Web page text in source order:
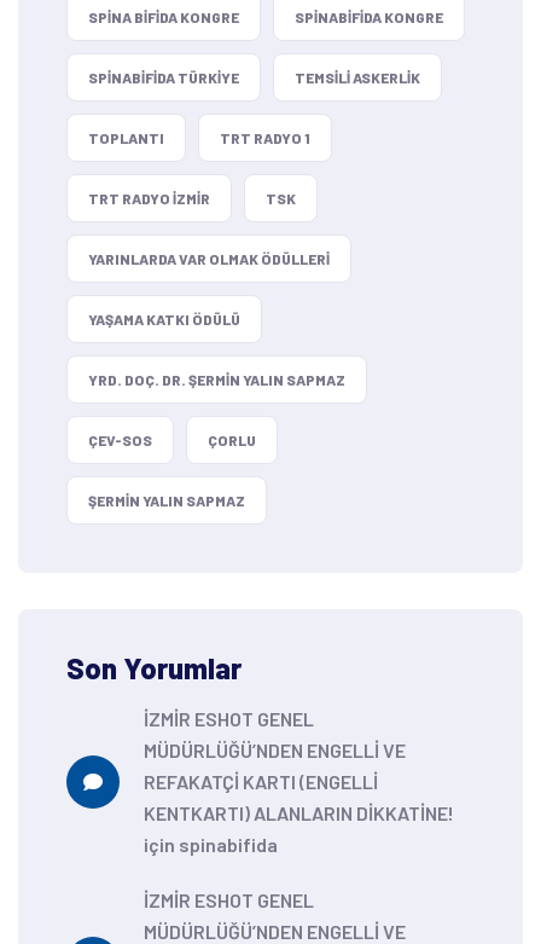
SPINA BIFIDA KONGRE SPINABIFIDA KONGRE
SPINABIFIDA TÜRKIYE TEMSILI ASKERLIK
TOPLANTI TRT RADYO 1
TRT RADYO IZMIR TSK
YARINLARDA VAR OLMAK ÖDÜLLERI
YAŞAMA KATKI ÖDÜLÜ
YRD. DOÇ. DR. ŞERMIN YALIN SAPMAZ
ÇEV-SOS ÇORLU
ŞERMIN YALIN SAPMAZ
Son Yorumlar
İZMİR ESHOT GENEL
MÜDÜRLÜĞÜ’NDEN ENGELLİ VE
REFAKATÇİ KARTI (ENGELLİ
KENTKARTI) ALANLARIN DİKKATİNE!
için spinabifida
İZMİR ESHOT GENEL
MÜDÜRLÜĞÜ’NDEN ENGELLİ VE